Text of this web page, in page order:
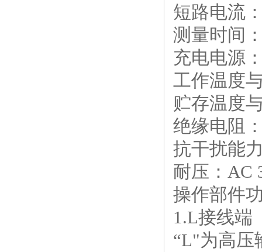
短路电
测量时间
充电电源
工作温度
贮存温度
绝缘电阻
抗干扰能
耐压：AC
操作部件
1.L接线端
“L"为高压